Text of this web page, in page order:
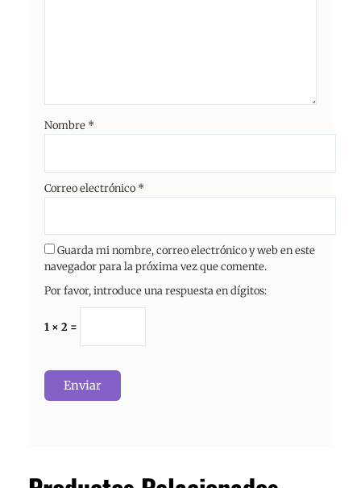
Nombre *
Correo electrónico *
Guarda mi nombre, correo electrónico y web en este
navegador para la próxima vez que comente.
Por favor, introduce una respuesta en dígitos:
1 × 2 =